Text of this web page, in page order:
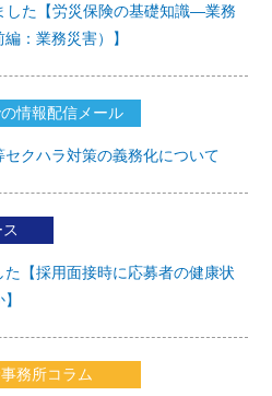
した【労災保険の基礎知識―業務
：業務災害）】
情報配信メール
クハラ対策の義務化について
た【採用面接時に応募者の健康状
務所コラム